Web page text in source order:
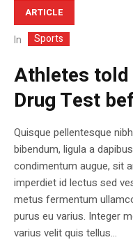
ARTICLE
In Sports
Athletes
Drug Test
Quisque pellentesque
bibendum, ligula a
condimentum augue, sit
imperdiet id lectus sed
metus fermentum
purus eu varius. Integer
varius velit quis tellus...